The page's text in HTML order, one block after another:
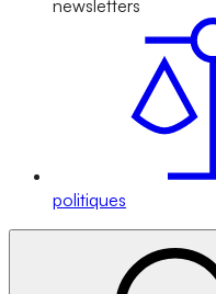
newsletters
politiques